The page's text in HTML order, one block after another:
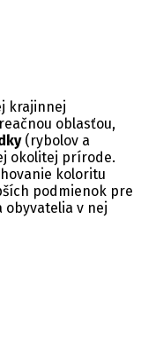
krajinnej
oblasťou,
(rybolov a
okolitej prírode.
koloritu
podmienok pre
obyvatelia v nej